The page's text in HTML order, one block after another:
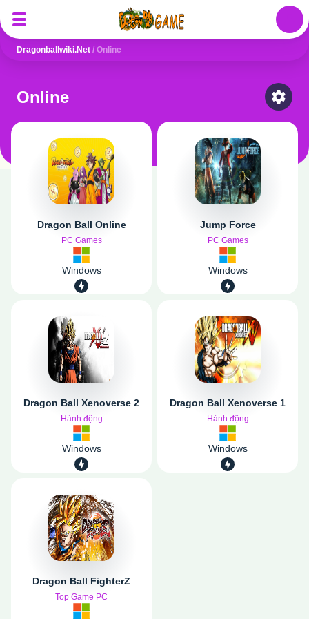
Dragonballwiki.net / Online
Online
Select
Dragon Ball Online
PC Games
Windows
Jump Force
PC Games
Windows
Dragon Ball Xenoverse 2
Hành động
Windows
Dragon Ball Xenoverse 1
Hành động
Windows
Dragon Ball FighterZ
Top Game PC